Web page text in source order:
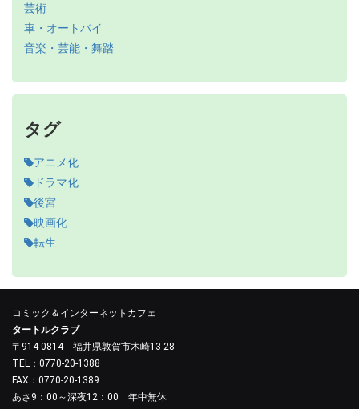
芸術
車・オートバイ
音楽・芸能・舞踏
タグ
アニメ化
ドラマ化
後宮
映画化
転生
コミック＆インターネットカフェ
タートルクラブ
〒914-0814 福井県敦賀市木崎13-28
TEL：0770-20-1388
FAX：0770-20-1389
あさ9：00～深夜12：00 年中無休